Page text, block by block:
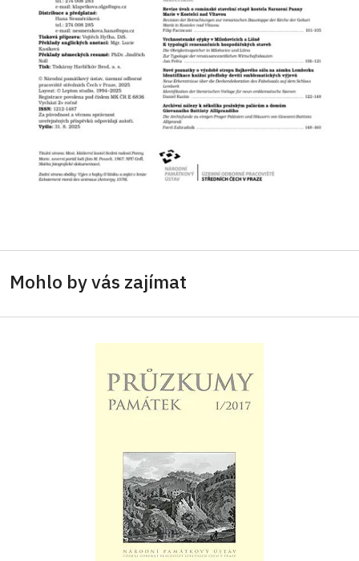
Mohlo by vás zajímat